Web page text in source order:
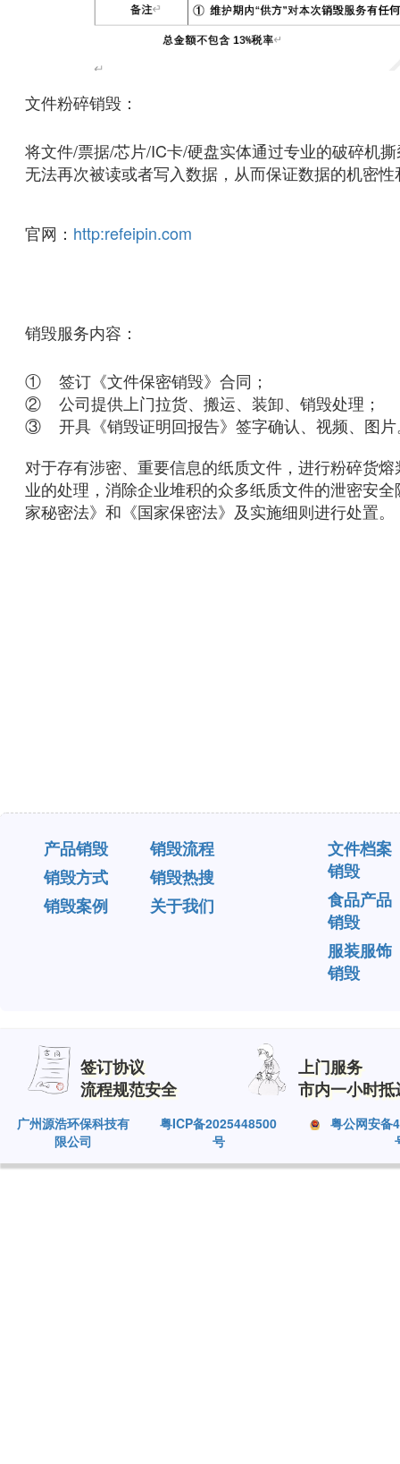
文件粉碎销毁：
将文件/票据/芯片/IC卡/硬盘实体通过专业的破碎机
无法再次被读或者写入数据，从而保证数据的机密
官网： http:refeipin.com
销毁服务内容：
① 签订《文件保密销毁》合同；
② 公司提供上门拉货、搬运、装卸、销毁处理；
③ 开具《销毁证明回报告》签字确认、视频、图
对于存有涉密、重要信息的纸质文件，进行粉碎货
业的处理，消除企业堆积的众多纸质文件的泄密安
家秘密法》和《国家保密法》及实施细则进行处置
产品销毁
销毁流程
销毁方式
销毁热搜
销毁案例
关于我们
文件档案
销毁
食品产品
销毁
服装服饰
销毁
签订协议
流程规范安全
上门服务
市内一小时抵
广州源浩环保科技有
限公司
粤ICP备2025448500
号
粤公网安备